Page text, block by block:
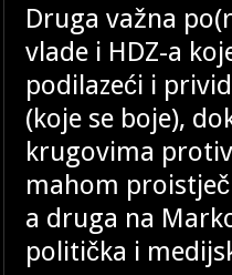
Druga važna
vlade i HDZ-a
podilazeći i
(koje se boje),
krugovima
mahom
a druga na
politička i